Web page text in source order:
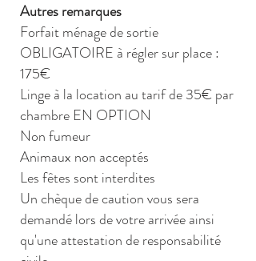
Autres remarques
Forfait ménage de sortie
OBLIGATOIRE à régler sur place :
175€
Linge à la location au tarif de 35€ par
chambre EN OPTION
Non fumeur
Animaux non acceptés
Les fêtes sont interdites
Un chèque de caution vous sera
demandé lors de votre arrivée ainsi
qu'une attestation de responsabilité